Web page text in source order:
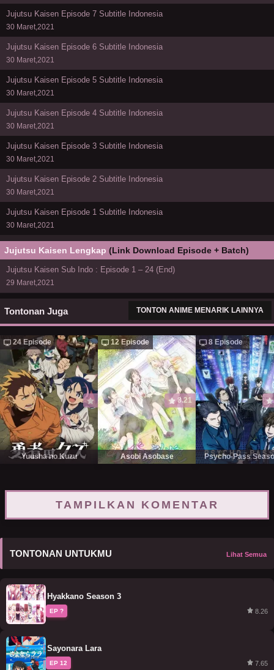
Jujutsu Kaisen Episode 7 Subtitle Indonesia
30 Maret,2021
Jujutsu Kaisen Episode 6 Subtitle Indonesia
30 Maret,2021
Jujutsu Kaisen Episode 5 Subtitle Indonesia
30 Maret,2021
Jujutsu Kaisen Episode 4 Subtitle Indonesia
30 Maret,2021
Jujutsu Kaisen Episode 3 Subtitle Indonesia
30 Maret,2021
Jujutsu Kaisen Episode 2 Subtitle Indonesia
30 Maret,2021
Jujutsu Kaisen Episode 1 Subtitle Indonesia
30 Maret,2021
Jujutsu Kaisen Lengkap (Link Download Episode + Batch)
Jujutsu Kaisen Sub Indo : Episode 1 – 24 (End)
29 Maret,2021
Tontonan Juga TONTON ANIME MENARIK LAINNYA
24 Episode
Yuusha no Kuzu
12 Episode
8.21
Asobi Asobase
8 Episode
Psycho-Pass
TAMPILKAN KOMENTAR
TONTONAN UNTUKMU Lihat Semua
Hyakkano Season 3
EP ? 8.26
Sayonara Lara
EP 12 7.65